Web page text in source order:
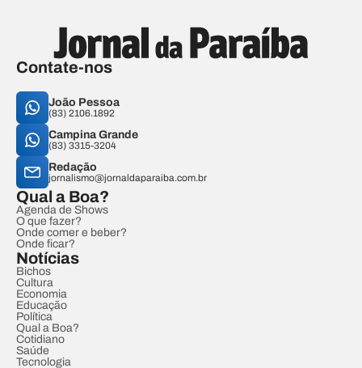
Contate-nos
João Pessoa
(83) 2106.1892
Campina Grande
(83) 3315-3204
Redação
jornalismo@jornaldaparaiba.com.br
Qual a Boa?
Agenda de Shows
O que fazer?
Onde comer e beber?
Onde ficar?
Notícias
Bichos
Cultura
Economia
Educação
Política
Qual a Boa?
Cotidiano
Saúde
Tecnologia